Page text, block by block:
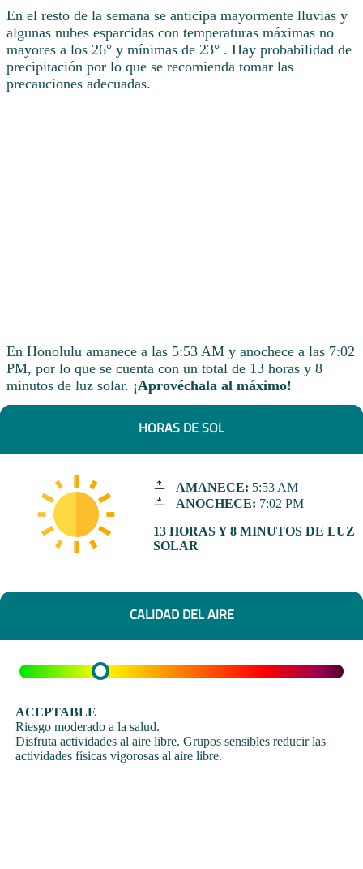
En el resto de la semana se anticipa mayormente lluvias y
algunas nubes esparcidas con temperaturas máximas no
mayores a los 26° y mínimas de 23° . Hay probabilidad de
precipitación por lo que se recomienda tomar las
precauciones adecuadas.
En Honolulu amanece a las 5:53 AM y anochece a las 7:02
PM, por lo que se cuenta con un total de 13 horas y 8
minutos de luz solar. ¡Aprovéchala al máximo!
HORAS DE SOL
AMANECE: 5:53 AM
ANOCHECE: 7:02 PM
13 HORAS Y 8 MINUTOS DE LUZ
SOLAR
CALIDAD DEL AIRE
ACEPTABLE
Riesgo moderado a la salud.
Disfruta actividades al aire libre. Grupos sensibles reducir las
actividades físicas vigorosas al aire libre.